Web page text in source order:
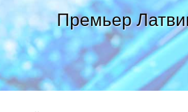
Премьер